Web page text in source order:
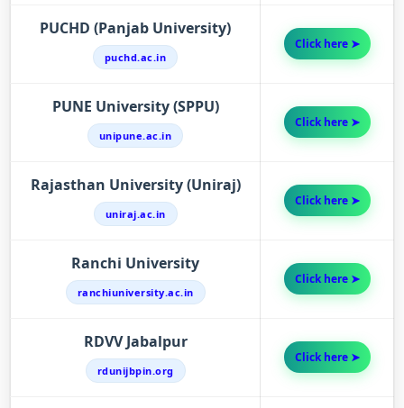
PUCHD (Panjab University)
puchd.ac.in
Click here ➤
PUNE University (SPPU)
unipune.ac.in
Click here ➤
Rajasthan University (Uniraj)
uniraj.ac.in
Click here ➤
Ranchi University
ranchiuniversity.ac.in
Click here ➤
RDVV Jabalpur
rdunijbpin.org
Click here ➤